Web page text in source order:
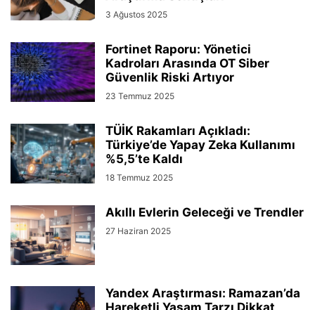
3 Ağustos 2025
Fortinet Raporu: Yönetici
Kadroları Arasında OT Siber
Güvenlik Riski Artıyor
23 Temmuz 2025
TÜİK Rakamları Açıkladı:
Türkiye’de Yapay Zeka Kullanımı
%5,5’te Kaldı
18 Temmuz 2025
Akıllı Evlerin Geleceği ve Trendler
27 Haziran 2025
Yandex Araştırması: Ramazan’da
Hareketli Yaşam Tarzı Dikkat